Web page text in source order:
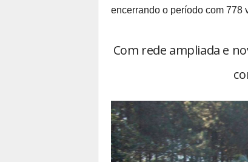
encerrando o período com 778
Com rede ampliada e